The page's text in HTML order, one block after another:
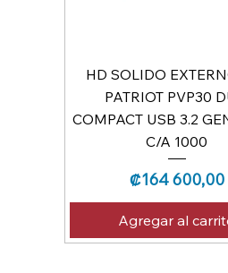
HD SOLIDO
PATRIOT PVP30
COMPACT USB 3.2
C/A 1000
Precio
₡164 600,00
Agregar al